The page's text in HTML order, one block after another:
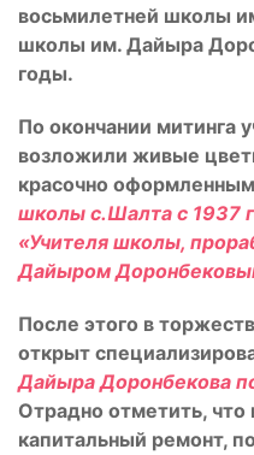
восьмилетней школы
школы им. Дайыра
годы.
По окончании митинга
возложили живые
красочно
школы с.Шалта с 1937
«Учителя школы,
Дайыром
После этого в
открыт
Дайыра Доронбекова
Отрадно отметить, что
капитальный ремонт,